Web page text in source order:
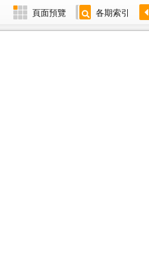
頁面預覽 各期索引